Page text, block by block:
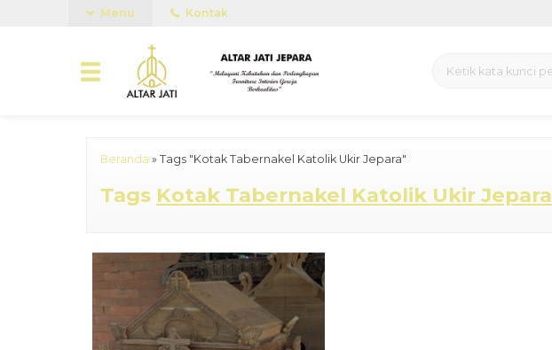
Menu Kontak
Beranda » Tags "Kotak Tabernakel Katolik Ukir Jepara"
Tags Kotak Tabernakel Katolik Ukir Jepara